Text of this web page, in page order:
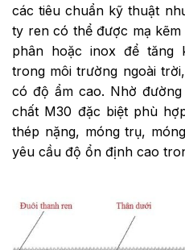
các tiêu chuẩn kỹ thuật
ty ren có thể được mạ
phân hoặc inox để tăng
trong môi trường ngoài
có độ ẩm cao. Nhờ
chất M30 đặc biệt phù
thép nặng, móng trụ,
yêu cầu độ ổn định cao